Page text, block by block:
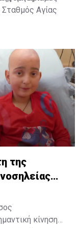
Σταθμός Αγίας
της
κίνηση